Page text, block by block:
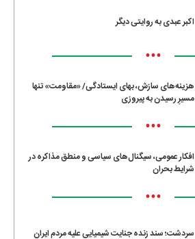
اکبر عبدی به روایتی دیگر
•••
هزینه‌های سازش، بهای ایستادگی/ «مقاومت» تنها
مسیرِ رسیدن به پیروزی
•••
افکار عمومی، سیگنال‌های سیاسی و منطق مذاکره در
شرایط بحران
•••
سردشت؛ سند زنده جنایت شیمیایی علیه مردم ایران